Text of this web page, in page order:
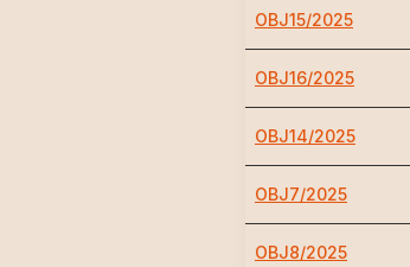
OBJ15/2025
OBJ16/2025
OBJ14/2025
OBJ7/2025
OBJ8/2025